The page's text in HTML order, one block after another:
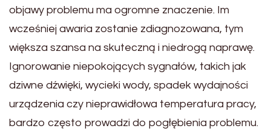
objawy problemu ma ogromne znaczenie. Im
wcześniej awaria zostanie zdiagnozowana, tym
większa szansa na skuteczną i niedrogą naprawę.
Ignorowanie niepokojących sygnałów, takich jak
dziwne dźwięki, wycieki wody, spadek wydajności
urządzenia czy nieprawidłowa temperatura pracy,
bardzo często prowadzi do pogłębienia problemu.